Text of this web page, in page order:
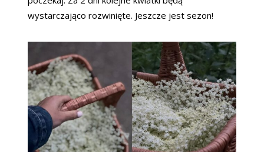
wystarczająco rozwinięte. Jeszcze jest sezon!